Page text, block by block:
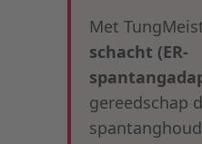
Met
schacht (ER-
gereedschap